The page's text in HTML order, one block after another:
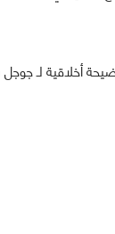
أخلاقية لـ